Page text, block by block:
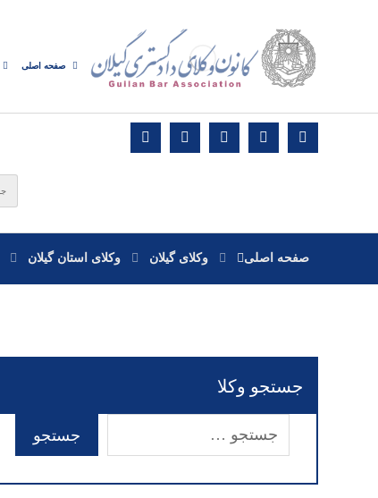
صفحه اصلی
صفحه اصلی وکلای گیلان وکلای استان گیلان
جستجو وکلا